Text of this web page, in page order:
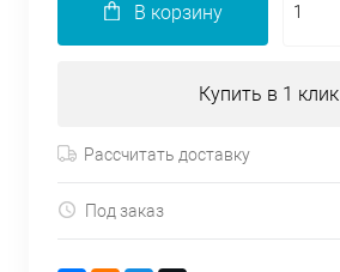
В корзину
Купить в 1 клик
Рассчитать доставку
Под заказ